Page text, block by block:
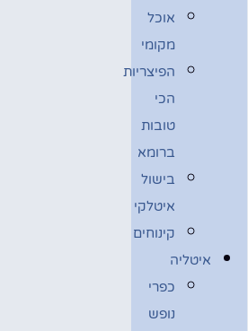
אוכל
מקומי
הפיצריות
הכי
טובות
ברומא
בישול
איטלקי
קינוחים
איטליה
כפרי
נופש